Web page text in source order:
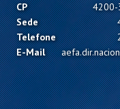
CP
4200-
Sede
Telefone
E-Mail